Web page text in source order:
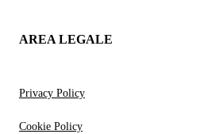
AREA LEGALE
Privacy Policy
Cookie Policy